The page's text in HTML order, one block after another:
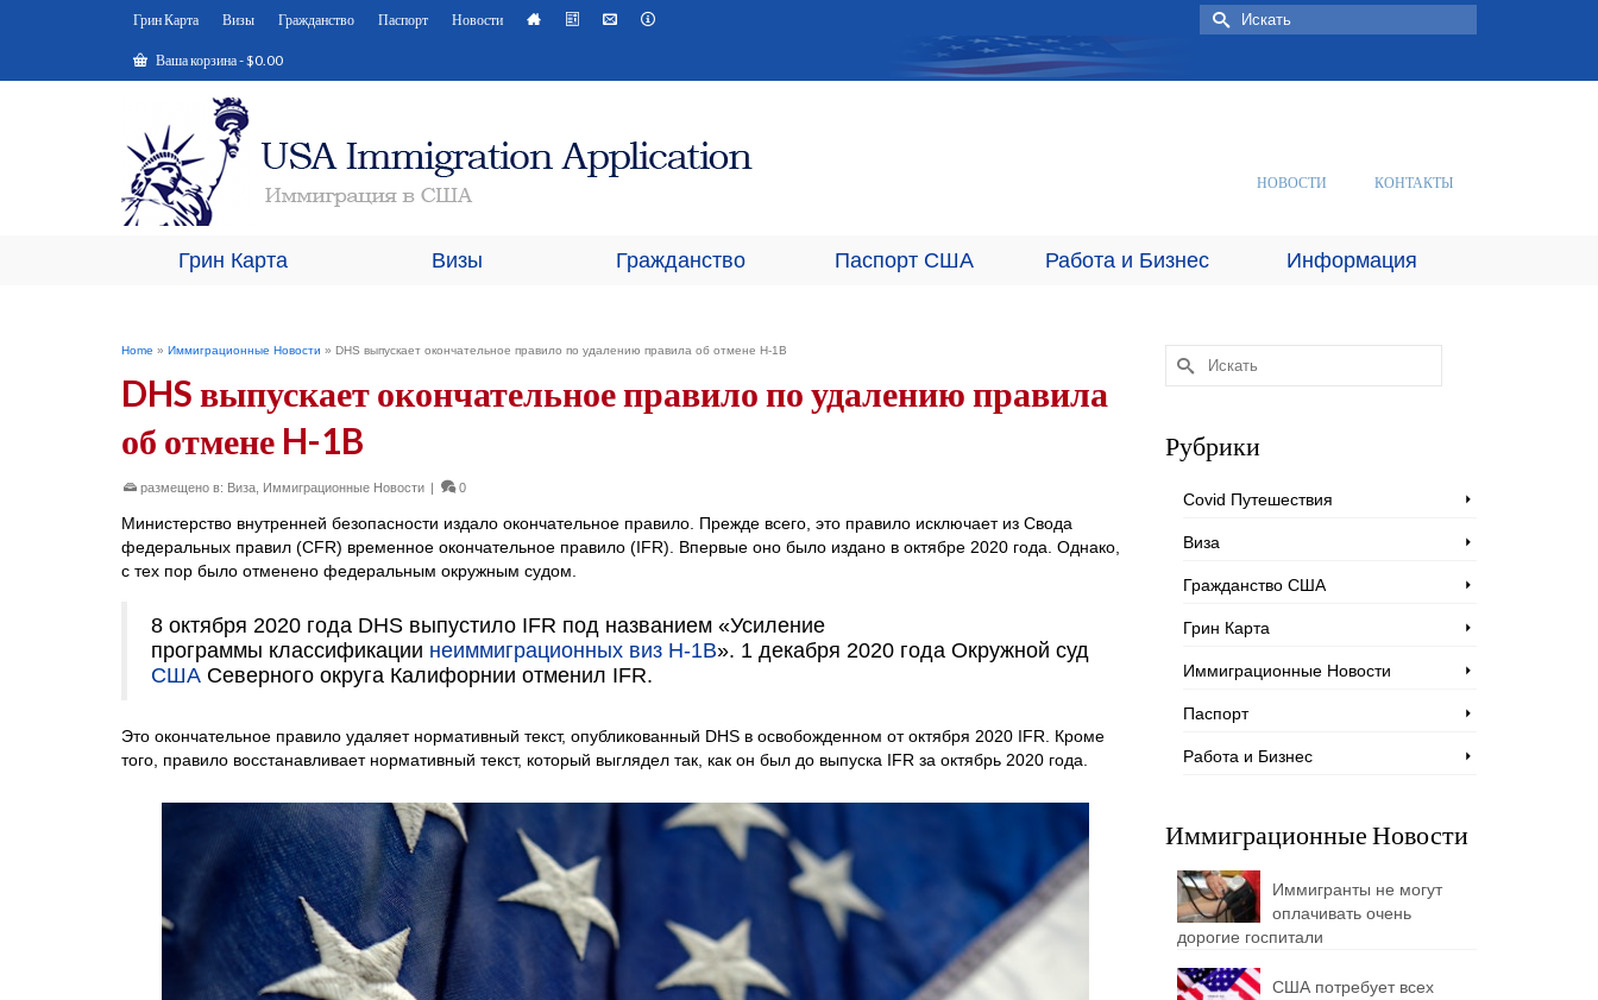
Грин Карта Визы Гражданство Паспорт Новости
Ваша корзина-$0.00
Искать:
НОВОСТИ КОНТАКТЫ
Грин Карта Визы Гражданство Паспорт США Работа и Бизнес Информация
Home » Иммиграционные Новости » DHS выпускает окончательное правило по удалению правила об отмене H-1B
DHS выпускает окончательное правило по удалению правила
об отмене H-1B
размещено в: Виза Иммиграционные Новости | 0
Министерство внутренней безопасности издало окончательное правило. Прежде всего, это правило исключает из Свода
федеральных правил (CFR) временное окончательное правило (IFR). Впервые оно было издано в октябре 2020 года. Однако,
с тех пор было отменено федеральным окружным судом.
8 октября 2020 года DHS выпустило IFR под названием «Усиление
программы классификации неиммиграционных виз H-1B». 1 декабря 2020 года Окружной суд
США Северного округа Калифорнии отменил IFR.
Это окончательное правило удаляет нормативный текст, опубликованный DHS в освобожденном от октября 2020 IFR. Кроме
того, правило восстанавливает нормативный текст, который выглядел так, как он был до выпуска IFR за октябрь 2020 года.
Искать:
Рубрики
Covid Путешествия
Виза
Гражданство США
Грин Карта
Иммиграционные Новости
Паспорт
Работа и Бизнес
Иммиграционные Новости
Иммигранты не могут
оплачивать очень
дорогие госпитали
США потребует всех